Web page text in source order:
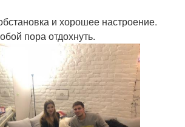
и хорошее настроение.
пора отдохнуть.